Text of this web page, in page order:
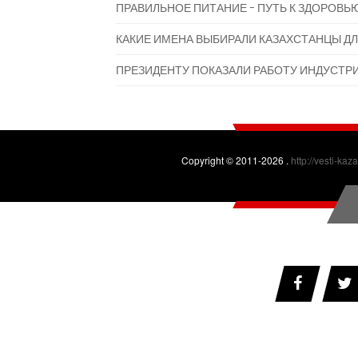
ПРАВИЛЬНОЕ ПИТАНИЕ - ПУТЬ К
КАКИЕ ИМЕНА ВЫБИРАЛИ КАЗАХСТАНЦЫ
ПРЕЗИДЕНТУ ПОКАЗАЛИ РАБОТУ
Copyright © 2011-2026 . http://vesti-